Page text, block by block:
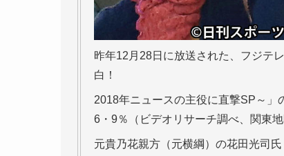
昨年12月28日に放送された、フジテ
白！
2018年ニュースの主役に直撃SP～」
6・9％（ビデオリサーチ調べ、関東地
元貴乃花親方（元横綱）の花田光司